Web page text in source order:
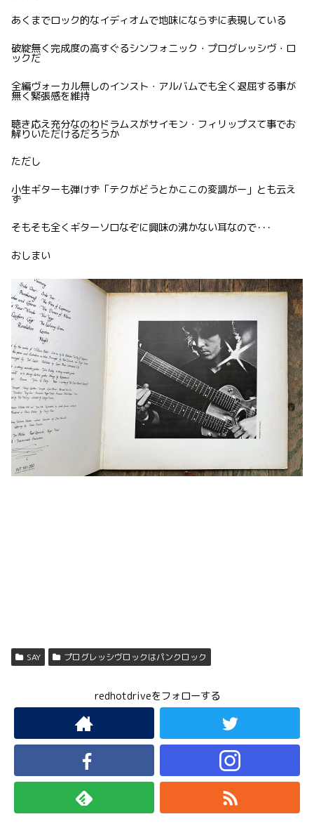
あくまでロック的なイディオムで地味にならずに表現している
破綻無く完成度の高すぐるシンフォニック・プログレッシヴ・ロ
ックだ
全編ヴォーカル無しのインスト・アルバムでも全く退屈する事が
無く緊張感を維持
聴き応え充分なのわドラムスがサイモン・フィリップスて事でお
解りいただけるだろうか
ただし
小生ギターも弾けず「テクがどうとかここの変調がー」とも云え
ず
そもそも全くギターソロなぞに興味の沸かない耳なので･･･
おしまい
SAY プログレッシヴロックはパンクロック
redhotdriveをフォローする